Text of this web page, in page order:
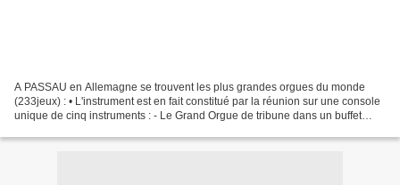
A PASSAU en Allemagne se trouvent les plus grandes orgues du monde
(233jeux) : • L'instrument est en fait constitué par la réunion sur une console
unique de cinq instruments : - Le Grand Orgue de tribune dans un buffet